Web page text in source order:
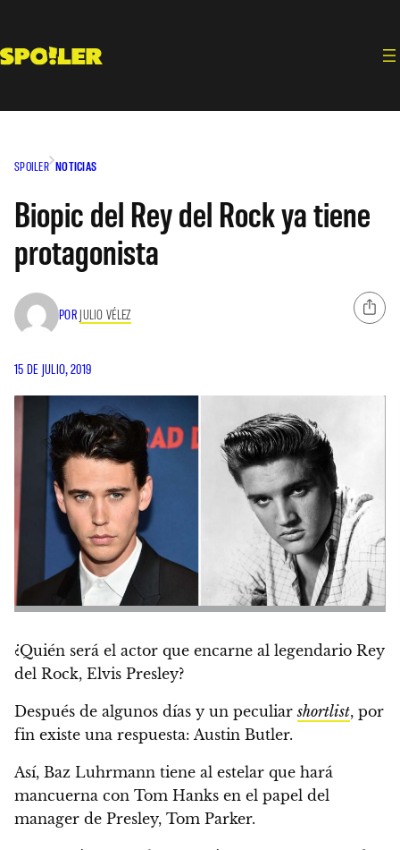
contenido
SPOILER NOTICIAS
Biopic del Rey del Rock ya tiene
protagonista
POR JULIO VÉLEZ
15 DE JULIO, 2019
¿Quién será el actor que encarne al legendario Rey
del Rock, Elvis Presley?
Después de algunos días y un peculiarshortlist, por
fin existe una respuesta: Austin Butler.
Así, Baz Luhrmann tiene al estelar que hará
mancuerna con Tom Hanks en el papel del
manager de Presley, Tom Parker.